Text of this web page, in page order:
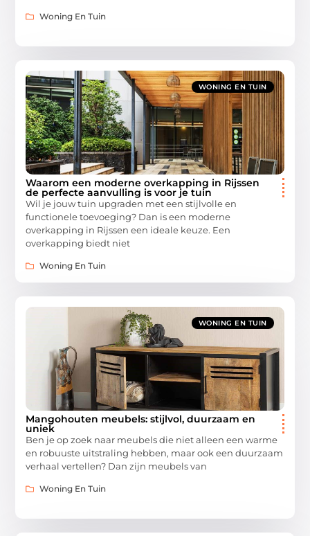
Woning En Tuin
WONING EN TUIN
Waarom een moderne overkapping in Rijssen
de perfecte aanvulling is voor je tuin
Wil je jouw tuin upgraden met een stijlvolle en
functionele toevoeging? Dan is een moderne
overkapping in Rijssen een ideale keuze. Een
overkapping biedt niet
Woning En Tuin
WONING EN TUIN
Mangohouten meubels: stijlvol, duurzaam en
uniek
Ben je op zoek naar meubels die niet alleen een warme
en robuuste uitstraling hebben, maar ook een duurzaam
verhaal vertellen? Dan zijn meubels van
Woning En Tuin